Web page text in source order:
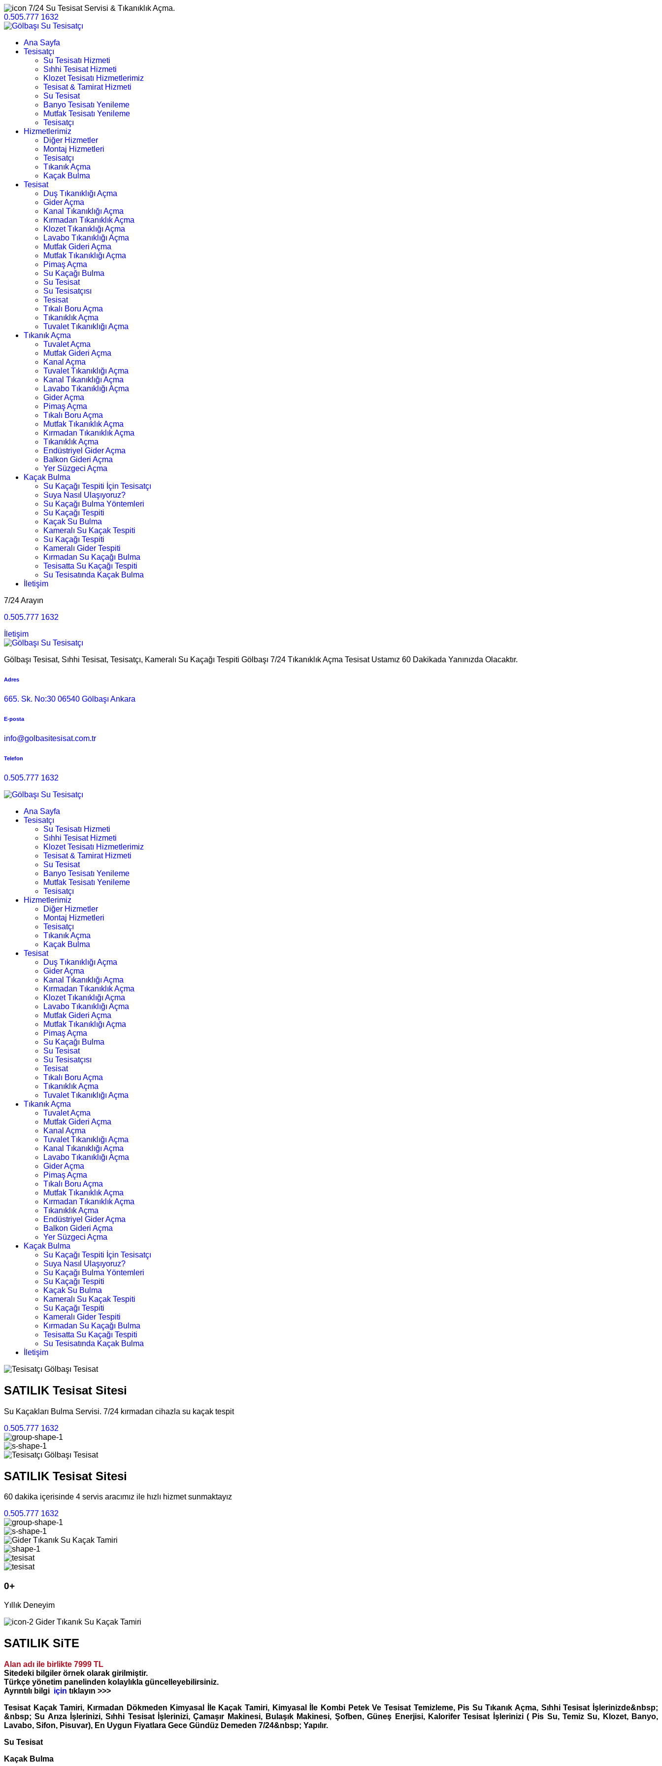
7/24 Su Tesisat Servisi & Tıkanıklık Açma.
0.505.777 1632
Ana Sayfa
Tesisatçı
Su Tesisatı Hizmeti
Sıhhi Tesisat Hizmeti
Klozet Tesisatı Hizmetlerimiz
Tesisat & Tamirat Hizmeti
Su Tesisat
Banyo Tesisatı Yenileme
Mutfak Tesisatı Yenileme
Tesisatçı
Hizmetlerimiz
Diğer Hizmetler
Montaj Hizmetleri
Tesisatçı
Tıkanık Açma
Kaçak Bulma
Tesisat
Duş Tıkanıklığı Açma
Gider Açma
Kanal Tıkanıklığı Açma
Kırmadan Tıkanıklık Açma
Klozet Tıkanıklığı Açma
Lavabo Tıkanıklığı Açma
Mutfak Gideri Açma
Mutfak Tıkanıklığı Açma
Pimaş Açma
Su Kaçağı Bulma
Su Tesisat
Su Tesisatçısı
Tesisat
Tıkalı Boru Açma
Tıkanıklık Açma
Tuvalet Tıkanıklığı Açma
Tıkanık Açma
Tuvalet Açma
Mutfak Gideri Açma
Kanal Açma
Tuvalet Tıkanıklığı Açma
Kanal Tıkanıklığı Açma
Lavabo Tıkanıklığı Açma
Gider Açma
Pimaş Açma
Tıkalı Boru Açma
Mutfak Tıkanıklık Açma
Kırmadan Tıkanıklık Açma
Tıkanıklık Açma
Endüstriyel Gider Açma
Balkon Gideri Açma
Yer Süzgeci Açma
Kaçak Bulma
Su Kaçağı Tespiti İçin Tesisatçı
Suya Nasıl Ulaşıyoruz?
Su Kaçağı Bulma Yöntemleri
Su Kaçağı Tespiti
Kaçak Su Bulma
Kameralı Su Kaçak Tespiti
Su Kaçağı Tespiti
Kameralı Gider Tespiti
Kırmadan Su Kaçağı Bulma
Tesisatta Su Kaçağı Tespiti
Su Tesisatında Kaçak Bulma
İletişim
7/24 Arayın
0.505.777 1632
İletişim
Gölbaşı Tesisat, Sıhhi Tesisat, Tesisatçı, Kameralı Su Kaçağı Tespiti Gölbaşı 7/24 Tıkanıklık Açma Tesisat Ustamız 60 Dakikada Yanınızda Olacaktır.
Adres
665. Sk. No:30 06540 Gölbaşı Ankara
E-posta
info@golbasitesisat.com.tr
Telefon
0.505.777 1632
Ana Sayfa
Tesisatçı
Su Tesisatı Hizmeti
Sıhhi Tesisat Hizmeti
Klozet Tesisatı Hizmetlerimiz
Tesisat & Tamirat Hizmeti
Su Tesisat
Banyo Tesisatı Yenileme
Mutfak Tesisatı Yenileme
Tesisatçı
Hizmetlerimiz
Diğer Hizmetler
Montaj Hizmetleri
Tesisatçı
Tıkanık Açma
Kaçak Bulma
Tesisat
Duş Tıkanıklığı Açma
Gider Açma
Kanal Tıkanıklığı Açma
Kırmadan Tıkanıklık Açma
Klozet Tıkanıklığı Açma
Lavabo Tıkanıklığı Açma
Mutfak Gideri Açma
Mutfak Tıkanıklığı Açma
Pimaş Açma
Su Kaçağı Bulma
Su Tesisat
Su Tesisatçısı
Tesisat
Tıkalı Boru Açma
Tıkanıklık Açma
Tuvalet Tıkanıklığı Açma
Tıkanık Açma
Tuvalet Açma
Mutfak Gideri Açma
Kanal Açma
Tuvalet Tıkanıklığı Açma
Kanal Tıkanıklığı Açma
Lavabo Tıkanıklığı Açma
Gider Açma
Pimaş Açma
Tıkalı Boru Açma
Mutfak Tıkanıklık Açma
Kırmadan Tıkanıklık Açma
Tıkanıklık Açma
Endüstriyel Gider Açma
Balkon Gideri Açma
Yer Süzgeci Açma
Kaçak Bulma
Su Kaçağı Tespiti İçin Tesisatçı
Suya Nasıl Ulaşıyoruz?
Su Kaçağı Bulma Yöntemleri
Su Kaçağı Tespiti
Kaçak Su Bulma
Kameralı Su Kaçak Tespiti
Su Kaçağı Tespiti
Kameralı Gider Tespiti
Kırmadan Su Kaçağı Bulma
Tesisatta Su Kaçağı Tespiti
Su Tesisatında Kaçak Bulma
İletişim
Gölbaşı Tesisat
SATILIK Tesisat Sitesi
Su Kaçakları Bulma Servisi​​. 7/24 kırmadan cihazla su kaçak tespit
0.505.777 1632
Gölbaşı Tesisat
SATILIK Tesisat Sitesi
60 dakika içerisinde 4 servis aracımız ile hızlı hizmet sunmaktayız
0.505.777 1632
0+
Yıllık Deneyim
Gider Tıkanık Su Kaçak Tamiri
SATILIK SiTE
Alan adı ile birlikte 7999 TL
Sitedeki bilgiler örnek olarak girilmiştir.
Türkçe yönetim panelinden kolaylıkla güncelleyebilirsiniz.
Ayrıntılı bilgi için tıklayın >>>
Tesisat Kaçak Tamiri, Kırmadan Dökmeden Kimyasal İle Kaçak Tamiri, Kimyasal İle Kombi Petek Ve Tesisat Temizleme, Pis Su Tıkanık Açma, Sıhhi Tesisat İşlerinizde&nbsp;
&nbsp; Su Arıza İşlerinizi, Sıhhi Tesisat İşlerinizi, Çamaşır Makinesi, Bulaşık Makinesi, Şofben, Güneş Enerjisi, Kalorifer Tesisat İşlerinizi ( Pis Su, Temiz Su, Klozet, Banyo,
Lavabo, Sifon, Pisuvar), En Uygun Fiyatlara Gece Gündüz Demeden 7/24&nbsp; Yapılır.
Su Tesisat
Kaçak Bulma